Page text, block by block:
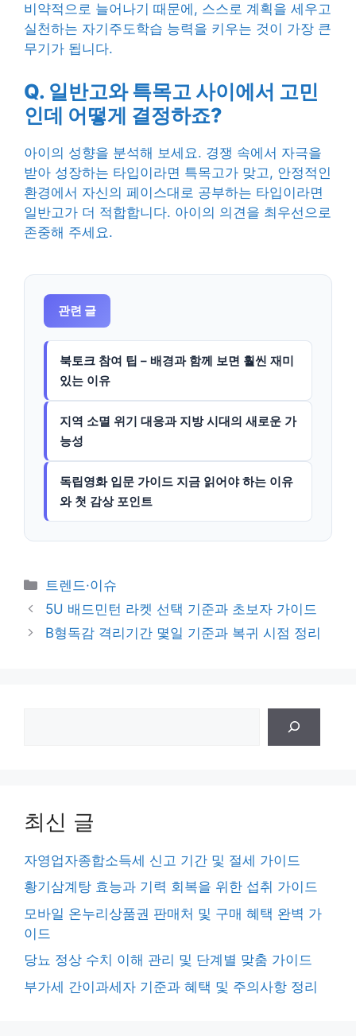
비약적으로 늘어나기 때문에, 스스로 계획을 세우고
실천하는 자기주도학습 능력을 키우는 것이 가장 큰
무기가 됩니다.
Q. 일반고와 특목고 사이에서 고민
인데 어떻게 결정하죠?
아이의 성향을 분석해 보세요. 경쟁 속에서 자극을
받아 성장하는 타입이라면 특목고가 맞고, 안정적인
환경에서 자신의 페이스대로 공부하는 타입이라면
일반고가 더 적합합니다. 아이의 의견을 최우선으로
존중해 주세요.
관련 글
북토크 참여 팁 – 배경과 함께 보면 훨씬 재미
있는 이유
지역 소멸 위기 대응과 지방 시대의 새로운 가
능성
독립영화 입문 가이드 지금 읽어야 하는 이유
와 첫 감상 포인트
카
테
리
트렌드·이슈
5U 배드민턴 라켓 선택 기준과 초보자 가이드
B형독감 격리기간 몇일 기준과 복귀 시점 정리
최신 글
자영업자종합소득세 신고 기간 및 절세 가이드
황기삼계탕 효능과 기력 회복을 위한 섭취 가이드
모바일 온누리상품권 판매처 및 구매 혜택 완벽 가
이드
당뇨 정상 수치 이해 관리 및 단계별 맞춤 가이드
부가세 간이과세자 기준과 혜택 및 주의사항 정리